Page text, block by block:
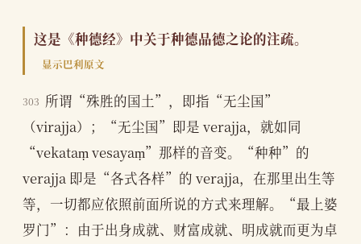
这是《种德经》中关于种德品德之论的注疏。
显示巴利原文
303 所谓“殊胜的国土”，即指“无尘国”
（virajja）；“无尘国”即是 verajja，就如同
“vekataṃ vesayaṃ”那样的音变。“种种”的
verajja 即是“各式各样”的 verajja，在那里出生等
等，一切都应依照前面所说的方式来理解。“最上婆
罗门”：由于出身成就、财富成就、明成就而更为卓